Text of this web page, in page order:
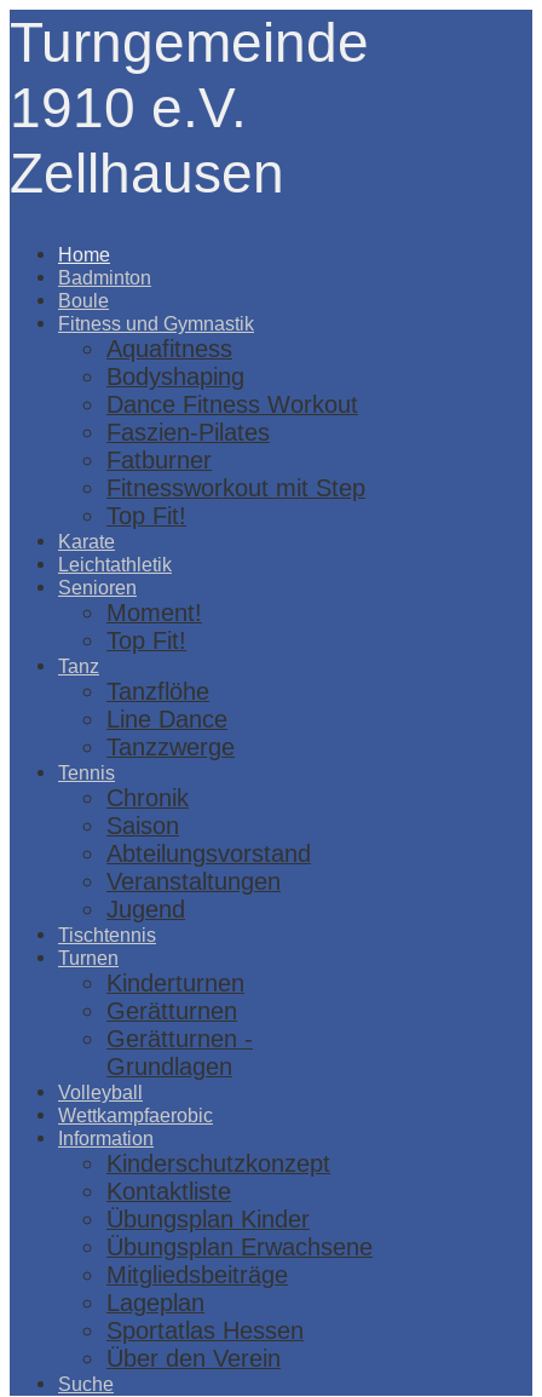
Turngemeinde
1910 e.V.
Zellhausen
Home
Badminton
Boule
Fitness und Gymnastik
Aquafitness
Bodyshaping
Dance Fitness Workout
Faszien-Pilates
Fatburner
Fitnessworkout mit Step
Top Fit!
Karate
Leichtathletik
Senioren
Moment!
Top Fit!
Tanz
Tanzflöhe
Line Dance
Tanzzwerge
Tennis
Chronik
Saison
Abteilungsvorstand
Veranstaltungen
Jugend
Tischtennis
Turnen
Kinderturnen
Gerätturnen
Gerätturnen -
Grundlagen
Volleyball
Wettkampfaerobic
Information
Kinderschutzkonzept
Kontaktliste
Übungsplan Kinder
Übungsplan Erwachsene
Mitgliedsbeiträge
Lageplan
Sportatlas Hessen
Über den Verein
Suche